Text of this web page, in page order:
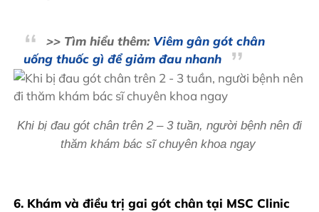
>> Tìm hiểu thêm: Viêm gân gót chân
uống thuốc gì để giảm đau nhanh
Khi bị đau gót chân trên 2 – 3 tuần, người bệnh nên đi
thăm khám bác sĩ chuyên khoa ngay
6. Khám và điều trị gai gót chân tại MSC Clinic